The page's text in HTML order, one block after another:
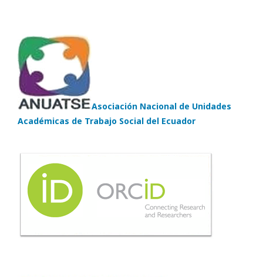
Asociación Nacional de Unidades
Académicas de Trabajo Social del Ecuador